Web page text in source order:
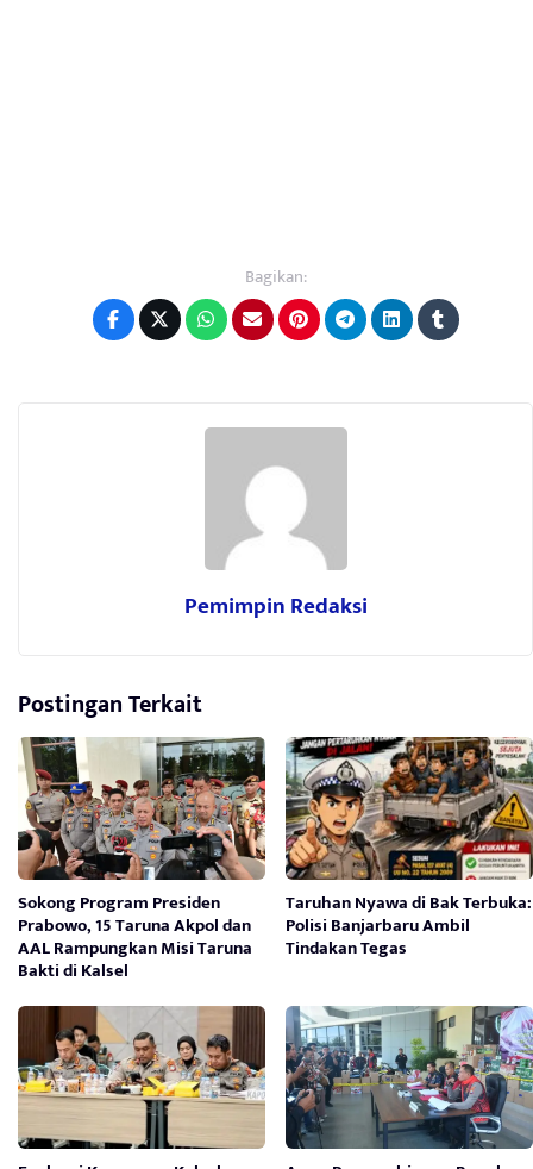
Bagikan:
Pemimpin Redaksi
Postingan Terkait
Sokong Program Presiden
Prabowo, 15 Taruna Akpol dan
AAL Rampungkan Misi Taruna
Bakti di Kalsel
Taruhan Nyawa di Bak Terbuka:
Polisi Banjarbaru Ambil
Tindakan Tegas